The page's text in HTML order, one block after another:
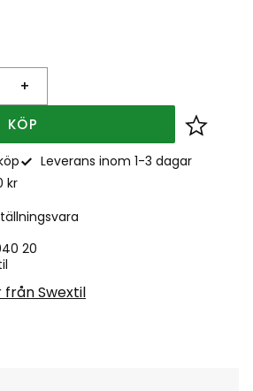
+
KÖP Lägg
Leverans inom 1-3 dagar
kr
20
Swextil